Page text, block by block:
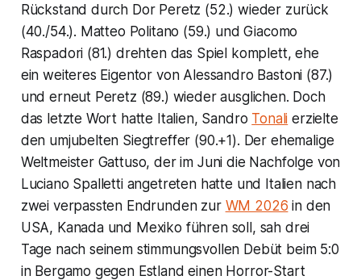
Rückstand durch Dor Peretz (52.) wieder zurück
(40./54.). Matteo Politano (59.) und Giacomo
Raspadori (81.) drehten das Spiel komplett, ehe
ein weiteres Eigentor von Alessandro Bastoni (87.)
und erneut Peretz (89.) wieder ausglichen. Doch
das letzte Wort hatte Italien, Sandro Tonali erzielte
den umjubelten Siegtreffer (90.+1). Der ehemalige
Weltmeister Gattuso, der im Juni die Nachfolge von
Luciano Spalletti angetreten hatte und Italien nach
zwei verpassten Endrunden zur WM 2026 in den
USA, Kanada und Mexiko führen soll, sah drei
Tage nach seinem stimmungsvollen Debüt beim 5:0
in Bergamo gegen Estland einen Horror-Start